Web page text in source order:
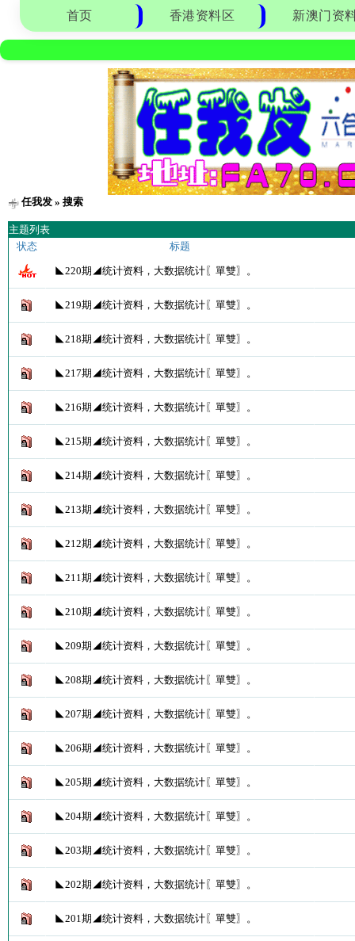
首页 香港资料区 新澳门资
任我发» 搜索
主题列表
状态
标题
◣220期◢统计资料，大数据统计〖單雙〗。
◣219期◢统计资料，大数据统计〖單雙〗。
◣218期◢统计资料，大数据统计〖單雙〗。
◣217期◢统计资料，大数据统计〖單雙〗。
◣216期◢统计资料，大数据统计〖單雙〗。
◣215期◢统计资料，大数据统计〖單雙〗。
◣214期◢统计资料，大数据统计〖單雙〗。
◣213期◢统计资料，大数据统计〖單雙〗。
◣212期◢统计资料，大数据统计〖單雙〗。
◣211期◢统计资料，大数据统计〖單雙〗。
◣210期◢统计资料，大数据统计〖單雙〗。
◣209期◢统计资料，大数据统计〖單雙〗。
◣208期◢统计资料，大数据统计〖單雙〗。
◣207期◢统计资料，大数据统计〖單雙〗。
◣206期◢统计资料，大数据统计〖單雙〗。
◣205期◢统计资料，大数据统计〖單雙〗。
◣204期◢统计资料，大数据统计〖單雙〗。
◣203期◢统计资料，大数据统计〖單雙〗。
◣202期◢统计资料，大数据统计〖單雙〗。
◣201期◢统计资料，大数据统计〖單雙〗。